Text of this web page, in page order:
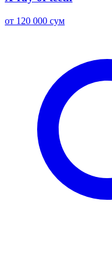
от 120 000 сум